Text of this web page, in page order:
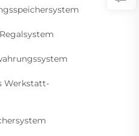
Werkstatt-